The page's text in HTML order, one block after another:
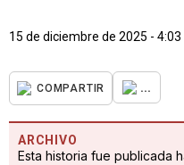
15 de diciembre de 2025 - 4:03
COMPARTIR ...
ARCHIVO
Esta historia fue publicada